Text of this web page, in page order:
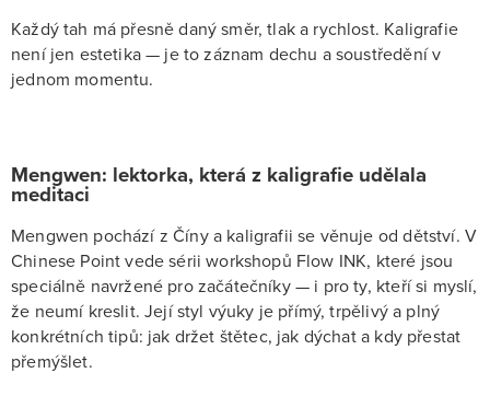
Každý tah má přesně daný směr, tlak a rychlost. Kaligrafie
není jen estetika — je to záznam dechu a soustředění v
jednom momentu.
Mengwen: lektorka, která z kaligrafie udělala
meditaci
Mengwen pochází z Číny a kaligrafii se věnuje od dětství. V
Chinese Point vede sérii workshopů Flow INK, které jsou
speciálně navržené pro začátečníky — i pro ty, kteří si myslí,
že neumí kreslit. Její styl výuky je přímý, trpělivý a plný
konkrétních tipů: jak držet štětec, jak dýchat a kdy přestat
přemýšlet.